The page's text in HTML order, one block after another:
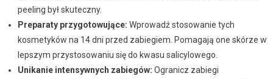
peeling był skuteczny.
Preparaty przygotowujące: Wprowadź stosowanie tych
kosmetyków na 14 dni przed zabiegiem. Pomagają one skórze w
lepszym przystosowaniu się do kwasu salicylowego.
Unikanie intensywnych zabiegów: Ogranicz zabiegi